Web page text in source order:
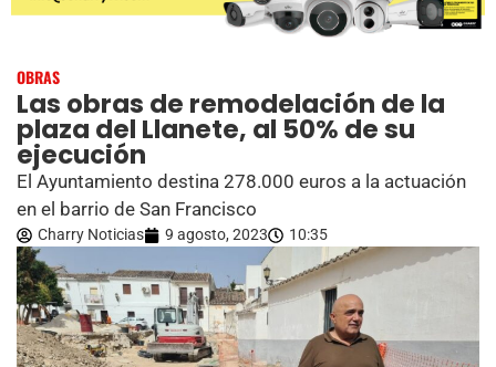
OBRAS
Las obras de remodelación de la
plaza del Llanete, al 50% de su
ejecución
El Ayuntamiento destina 278.000 euros a la actuación
en el barrio de San Francisco
Charry Noticias 9 agosto, 2023 10:35